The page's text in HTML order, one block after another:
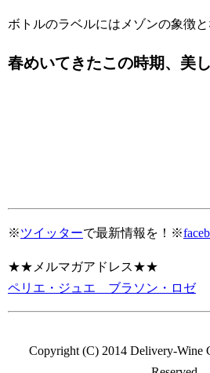
ボトルのラベルにはメゾンの象徴
春めいてきたこの時期、美
※ツイッターで最新情報を！※
★★メルマガアドレス★★
ペリエ・ジュエ ブラソン・ロゼ
Copyright (C) 2014 Delivery-Wine